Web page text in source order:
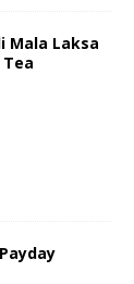
Mala Laksa